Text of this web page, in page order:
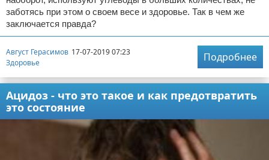
заботясь при этом о своем весе и здоровье. Так в чем же
заключается правда?
Август Герасимов 17-07-2019 07:23
Здоровье
Подробнее
Ацидоз - что это такое и как предотвратить
это состояние